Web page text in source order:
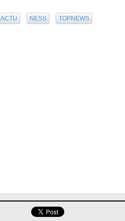
ACTU NESS TOPNEWS